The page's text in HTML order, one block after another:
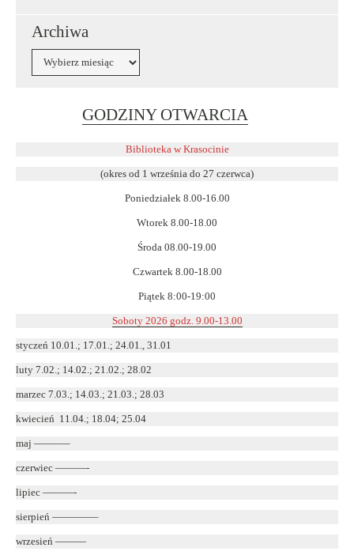
Archiwa
GODZINY OTWARCIA
w
Biblioteka w Krasocinie
(okres od 1 września do 27 czerwca)
Poniedziałek 8.00-16.00
Wtorek 8.00-18.00
Środa 08.00-19.00
Czwartek 8.00-18.00
Piątek 8:00-19:00
Soboty 2026 godz. 9.00-13.00
styczeń 10.01.; 17.01.; 24.01., 31.01
luty 7.02.; 14.02.; 21.02.; 28.02
marzec 7.03.; 14.03.; 21.03.; 28.03
kwiecień 11.04.; 18.04; 25.04
maj ———–
czerwiec ———-
lipiec ———-
sierpień ————–
wrzesień ———